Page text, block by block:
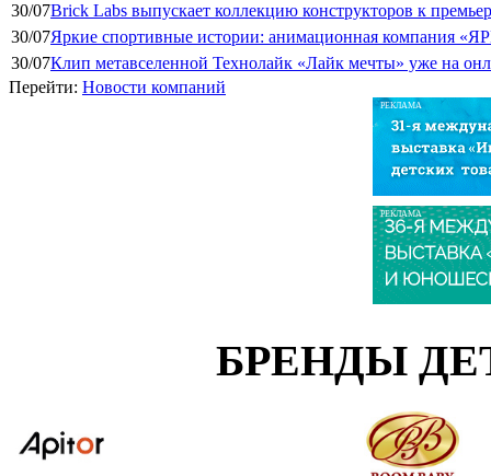
30/07Brick Labs выпускает коллекцию конструкторов к
30/07Яркие спортивные истории: анимационная компания
30/07Клип метавселенной Технолайк «Лайк мечты» уже на
Перейти: Новости компаний
РЕКЛАМА
РЕКЛАМА
БРЕНДЫ